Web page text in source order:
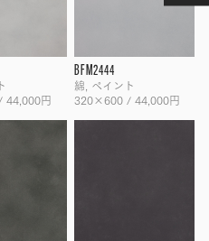
円
BFM2444
綿, ペイント
320×600 / 44,000円